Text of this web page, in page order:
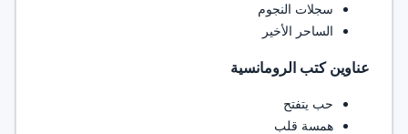
سجلات النجوم
الساحر الأخير
عناوين كتب الرومانسية
حب يتفتح
همسة قلب